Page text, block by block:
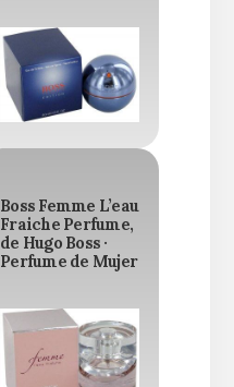
Boss Femme L’eau
Fraiche Perfume,
de Hugo Boss ·
Perfume de Mujer